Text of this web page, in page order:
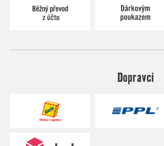
Dopravci